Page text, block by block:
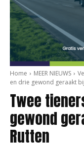
Home MEER NIEUWS
en drie gewond geraakt
Twee
gewond
Rutten